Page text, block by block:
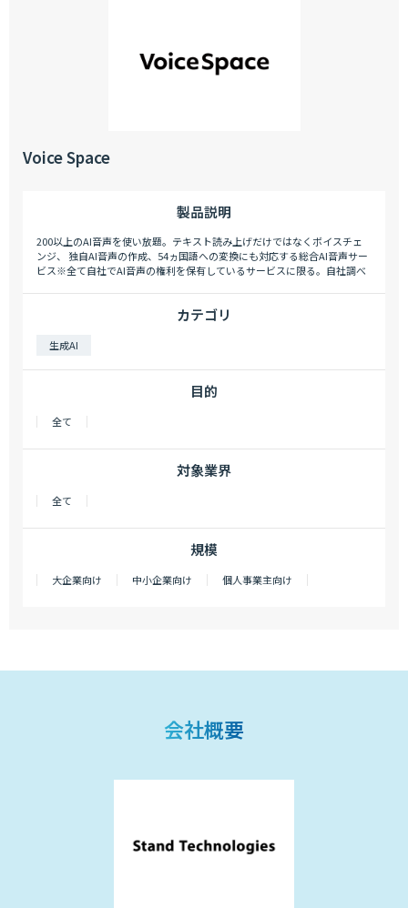
Voice Space
製品説明
200以上のAI音声を使い放題。テキスト読み上げだけではなくボイスチェ
ンジ、 独自AI音声の作成、54ヵ国語への変換にも対応する総合AI音声サー
ビス※全て自社でAI音声の権利を保有しているサービスに限る。自社調べ
カテゴリ
生成AI
目的
全て
対象業界
全て
規模
大企業向け 中小企業向け 個人事業主向け
会社概要